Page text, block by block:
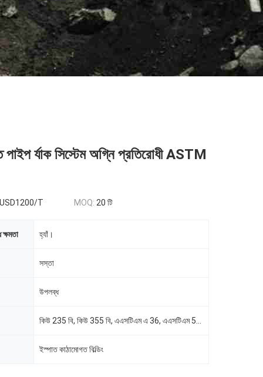
পাইপ র্যাক সিস্টেম অগ্নি প্রতিরোধী ASTM
T MOQ: 20 টি
হ্যাঁ।
সস্তা
উপলব্ধ
ইস্পাত কাঠামোগত বিল্ডিং